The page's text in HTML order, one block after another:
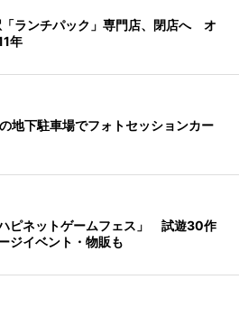
ランチパック」専門店、閉店へ オ
年
地下駐車場でフォトセッションカー
ピネットゲームフェス」 試遊30作
ジイベント・物販も